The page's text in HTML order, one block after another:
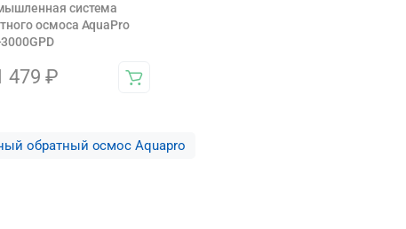
система
осмоса AquaPro
479 ₽
обратный осмос Aquapro